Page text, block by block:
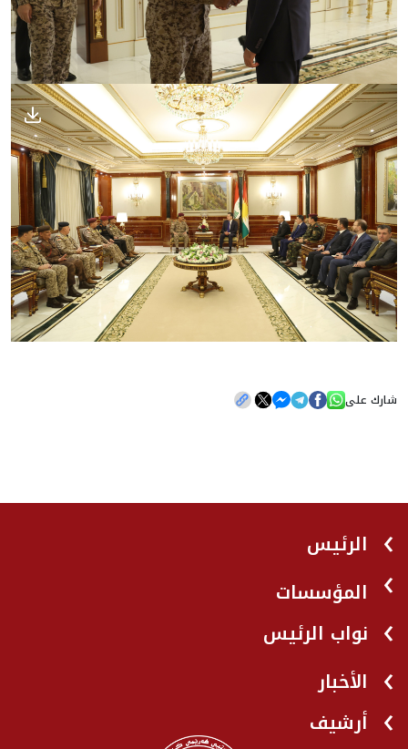
شارك على
الرئيس
المؤسسات
نواب الرئيس
الأخبار
أرشيف